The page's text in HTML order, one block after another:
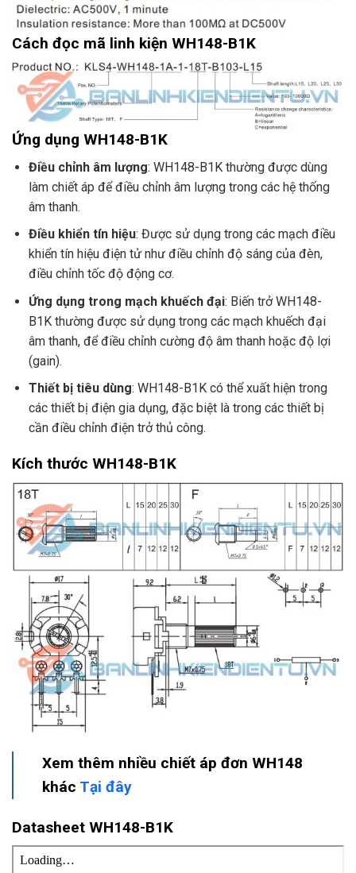
Cách đọc mã linh kiện WH148-B1K
Ứng dụng WH148-B1K
Điều chỉnh âm lượng: WH148-B1K thường được dùng
làm chiết áp để điều chỉnh âm lượng trong các hệ thống
âm thanh.
Điều khiển tín hiệu: Được sử dụng trong các mạch điều
khiển tín hiệu điện tử như điều chỉnh độ sáng của đèn,
điều chỉnh tốc độ động cơ.
Ứng dụng trong mạch khuếch đại: Biến trở WH148-
B1K thường được sử dụng trong các mạch khuếch đại
âm thanh, để điều chỉnh cường độ âm thanh hoặc độ lợi
(gain).
Thiết bị tiêu dùng: WH148-B1K có thể xuất hiện trong
các thiết bị điện gia dụng, đặc biệt là trong các thiết bị
cần điều chỉnh điện trở thủ công.
Kích thước WH148-B1K
Xem thêm nhiều chiết áp đơn WH148
khác Tại đây
Datasheet WH148-B1K